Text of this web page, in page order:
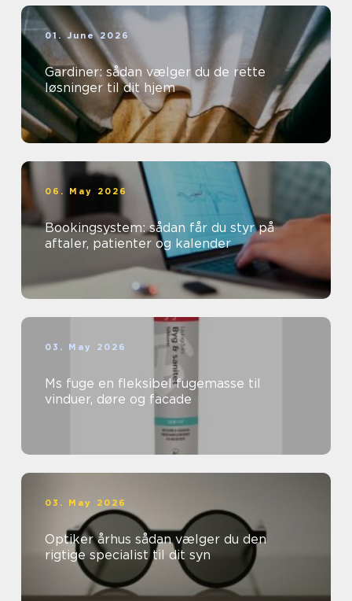
01. June 2026
Gardiner: sådan vælger du de rette
løsninger til dit hjem
06. May 2026
Bookingsystem: sådan får du styr på
aftaler, patienter og kalender
03. May 2026
Ms fuge en fleksibel fugemasse til
vinduer, døre og facade
03. May 2026
Optiker århus sådan vælger du den
rigtige specialist til dit syn